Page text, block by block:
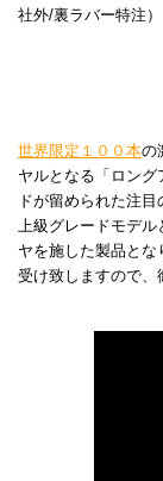
社外/裏ラバー特注）
世界限定１００本の
ヤルとなる「ロン
ドが留められた注
上級グレードモデル
ヤを施した製品と
受け致しますので、